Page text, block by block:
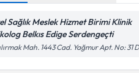
Sağlık Meslek Hizmet Birimi Klinik
Belkıs Edige Serdengeçti
Mah. 1443 Cad. Yağmur Apt. No: